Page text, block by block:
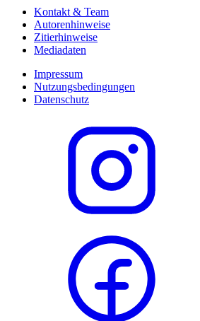
Kontakt & Team
Autorenhinweise
Zitierhinweise
Mediadaten
Impressum
Nutzungsbedingungen
Datenschutz